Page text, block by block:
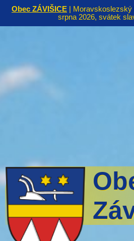
Obec ZÁVIŠICE |
srpna 2026, svátek